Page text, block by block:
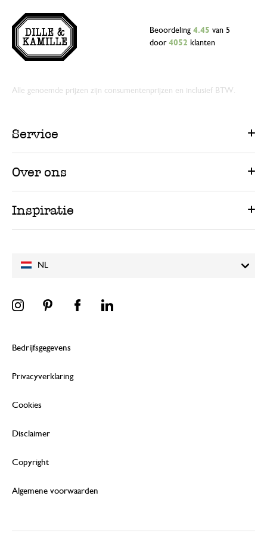
NL
Beoordeling 4.45 van 5
door 4052 klanten
Alle genoemde prijzen zijn consumentenprijzen en inclusief BTW.
Service
Over ons
Inspiratie
Bedrijfsgegevens
Privacyverklaring
Cookies
Disclaimer
Copyright
Algemene voorwaarden